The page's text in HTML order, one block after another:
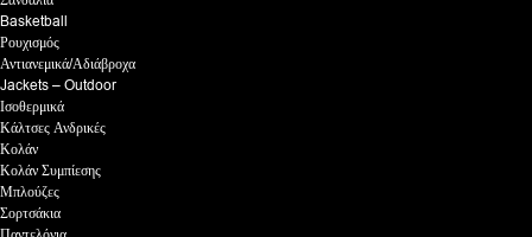
Basketball
Ρουχισμός
Αντιανεμικά/Αδιάβροχα
Jackets – Outdoor
Ισοθερμικά
Κάλτσες Ανδρικές
Κολάν
Κολάν Συμπίεσης
Μπλούζες
Σορτσάκια